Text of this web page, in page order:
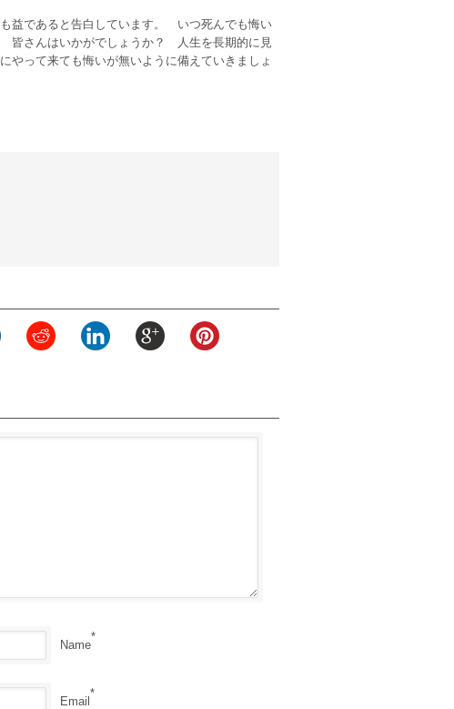
益であると告白しています。 いつ死んでも悔い
皆さんはいかがでしょうか？ 人生を長期的に見
やって来ても悔いが無いように備えていきましょ
Name
*
Email
*